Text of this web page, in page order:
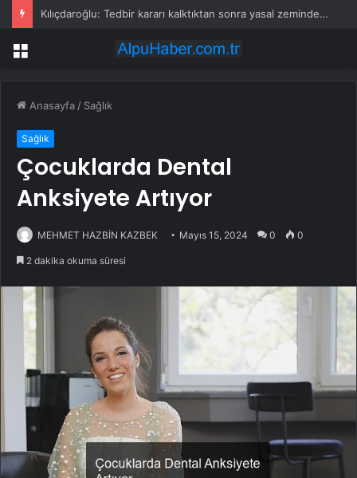
Kılıçdaroğlu: Tedbir kararı kalktıktan sonra yasal zeminde kurultay olur
Menü
Anasayfa / Sağlık
Sağlık
Çocuklarda Dental
Anksiyete Artıyor
MEHMET HAZBİN KAZBEK Mayıs 15, 2024 0 0
2 dakika okuma süresi